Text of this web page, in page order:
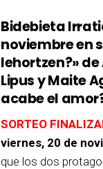
Bidebieta
noviembre en
lehortzen?»
Lipus y Maite
acabe el
SORTEO
viernes, 20 de
que los dos